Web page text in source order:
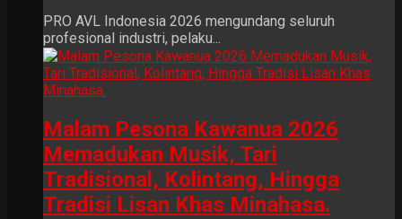
PRO AVL Indonesia 2026 mengundang seluruh
profesional industri, pelaku...
Malam Pesona Kawanua 2026
Memadukan Musik, Tari
Tradisional, Kolintang, Hingga
Tradisi Lisan Khas Minahasa.